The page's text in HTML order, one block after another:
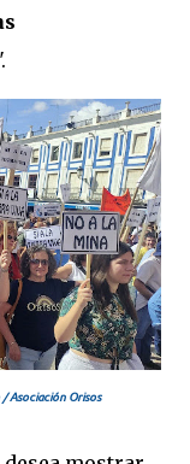
Asociación Orisos